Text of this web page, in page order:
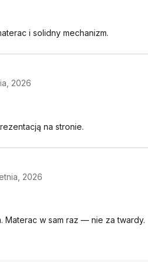
i solidny mechanizm.
2026
na stronie.
2026
w sam raz — nie za twardy.